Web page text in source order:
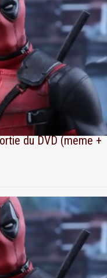
du DVD (meme +